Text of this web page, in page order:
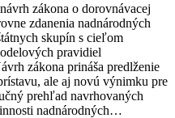
zákona o dorovnávacej
zdanenia nadnárodných
skupín s cieľom
pravidiel
zákona prináša predlženie
ale aj novú výnimku pre
prehľad navrhovaných
nadnárodných…